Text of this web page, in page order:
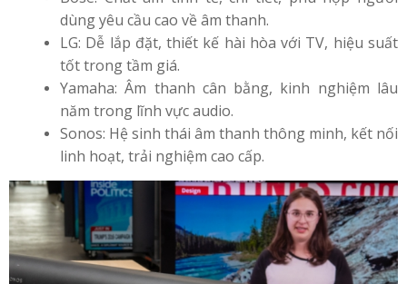
dùng yêu cầu cao về âm thanh.
LG: Dễ lắp đặt, thiết kế hài hòa với TV, hiệu suất
tốt trong tầm giá.
Yamaha: Âm thanh cân bằng, kinh nghiệm lâu
năm trong lĩnh vực audio.
Sonos: Hệ sinh thái âm thanh thông minh, kết nối
linh hoạt, trải nghiệm cao cấp.